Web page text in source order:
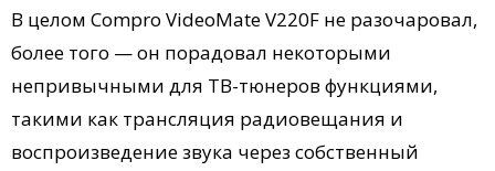
В целом Compro VideoMate V220F не разочаровал,
более того — он порадовал некоторыми
непривычными для ТВ-тюнеров функциями,
такими как трансляция радиовещания и
воспроизведение звука через собственный